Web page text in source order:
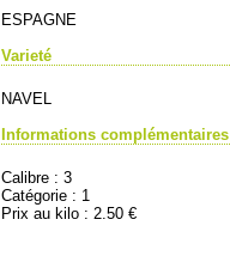
ESPAGNE
Varieté
NAVEL
Informations complémentaires
Calibre : 3
Catégorie : 1
Prix au kilo : 2.50 €